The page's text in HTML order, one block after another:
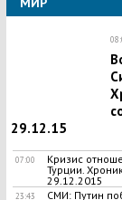
29.12.15
07:00
Кризис
Турции.
29.12.2015
23:43
СМИ: Путин